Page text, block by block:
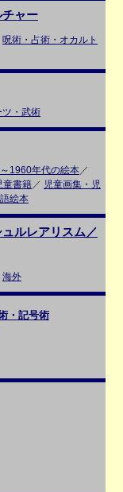
ャー
呪術・占術・オカルト
ツ・武術
1960年代の絵本／
童書籍／ 児童画集・児
絵本
ルレアリスム／
海外
・記号術